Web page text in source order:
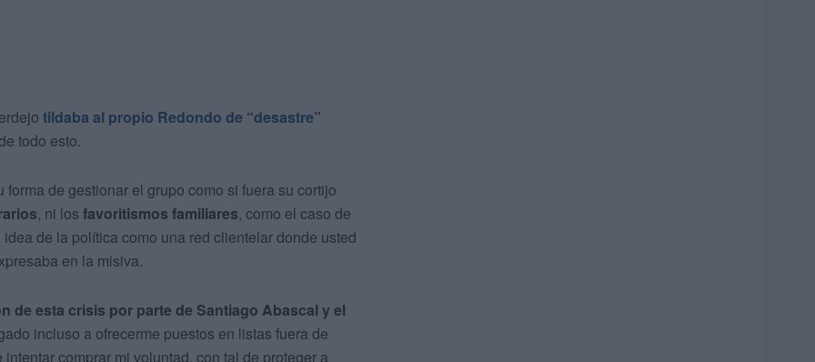
tildaba al propio Redondo de “desastre”
todo esto.
de gestionar el grupo como si fuera su cortijo
, ni los favoritismos familiares, como el caso de
de la política como una red clientelar donde usted
en la misiva.
de esta crisis por parte de Santiago Abascal y el
incluso a ofrecerme puestos en listas fuera de
comprar mi voluntad, con tal de proteger a